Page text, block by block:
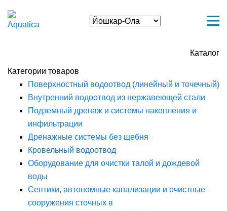
Каталог
Категории товаров
Поверхностный водоотвод (линейный и точечный)
Внутренний водоотвод из нержавеющей стали
Подземный дренаж и системы накопления и
инфильтрации
Дренажные системы без щебня
Кровельный водоотвод
Оборудование для очистки талой и дождевой
воды
Септики, автономные канализации и очистные
сооружения сточных в